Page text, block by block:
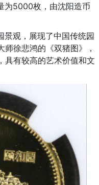
为5000枚，由沈阳造币
观，展现了中国传统园
徐悲鸿的《双猪图》，
具有较高的艺术价值和文